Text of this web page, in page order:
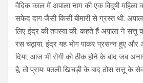
वैदिक काल में अपाला नाम की एक विदुषी महिला
सफेद दाग जैसी किसी बीमारी से ग्रस्त थी.
लिए इंद्र की तपस्या की. कहते हैं अपाला ने सत्तू
रस चढ़ाया. इंद्र यह भोग पाकर प्रसन्न हुए और
दिया. आज भी रोगी को ठीक होने के बाद जब
है, तो प्राय: पतली खिचड़ी के बाद ठोस सत्तू के